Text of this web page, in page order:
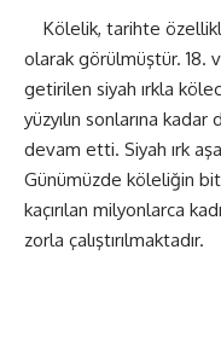
Kölelik, tarihte
olarak görülmüştür. 18.
getirilen siyah ırkla
yüzyılın sonlarına
devam etti. Siyah ırk
Günümüzde köleliğin
kaçırılan milyonlarca
zorla çalıştırılmaktadır.